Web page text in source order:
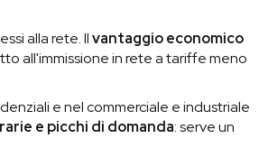
alla rete. Ilvantaggio economico
all'immissione in rete a tariffe meno
e nel commerciale e industriale
e picchi di domanda: serve un